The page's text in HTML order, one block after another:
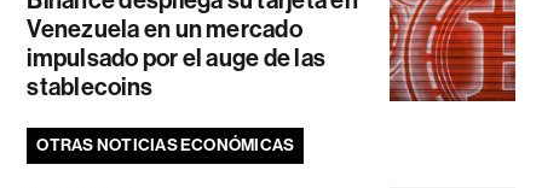
Venezuela en un mercado
impulsado por el auge de las
stablecoins
OTRAS NOTICIAS ECONÓMICAS